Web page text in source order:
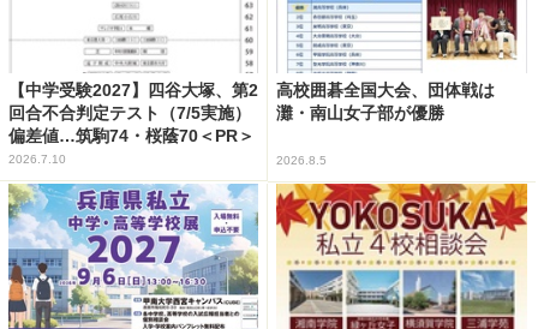
【中学受験2027】四谷大塚、第2
回合不合判定テスト（7/5実施）
偏差値…筑駒74・桜蔭70＜PR＞
2026.7.10
高校囲碁全国大会、団体戦は
灘・南山女子部が優勝
2026.8.5